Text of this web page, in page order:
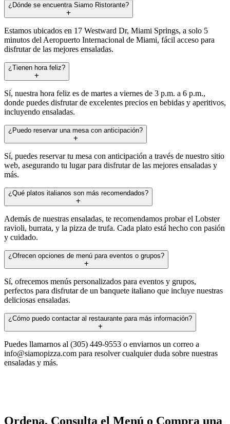
¿Dónde se encuentra Siamo Ristorante?
Estamos ubicados en 17 Westward Dr, Miami Springs, a solo 5
minutos del Aeropuerto Internacional de Miami, fácil acceso para
disfrutar de las mejores ensaladas.
¿Tienen hora feliz?
Sí, nuestra hora feliz es de martes a viernes de 3 p.m. a 6 p.m.,
donde puedes disfrutar de excelentes precios en bebidas y aperitivos,
incluyendo ensaladas.
¿Puedo reservar una mesa con anticipación?
Sí, puedes reservar tu mesa con anticipación a través de nuestro sitio
web, asegurando tu lugar para disfrutar de las mejores ensaladas y
más.
¿Qué platos italianos son más recomendados?
Además de nuestras ensaladas, te recomendamos probar el Lobster
ravioli, burrata, y la pizza de trufa. Cada plato está hecho con pasión
y cuidado.
¿Ofrecen opciones de menú para eventos o grupos?
Sí, ofrecemos menús personalizados para eventos y grupos,
perfectos para disfrutar de un banquete italiano que incluye nuestras
deliciosas ensaladas.
¿Cómo puedo contactar al restaurante para más información?
Puedes llamarnos al (305) 449-9553 o enviarnos un correo a
info@siamopizza.com para resolver cualquier duda sobre nuestras
ensaladas y más.
Ordena, Consulta el Menú o Compra una